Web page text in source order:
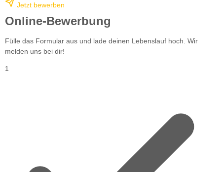
Jetzt bewerben
Online-Bewerbung
Fülle das Formular aus und lade deinen Lebenslauf hoch. Wir
melden uns bei dir!
1